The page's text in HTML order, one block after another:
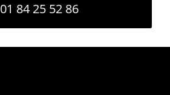
01 84 25 52 86